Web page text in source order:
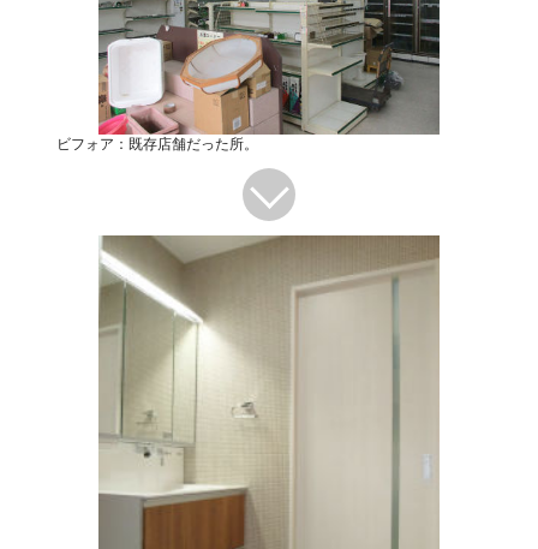
ビフォア：既存店舗だった所。